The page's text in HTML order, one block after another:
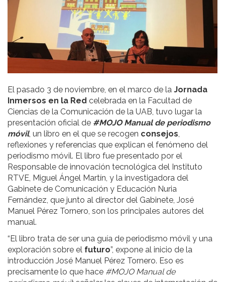
El pasado 3 de noviembre, en el marco de la Jornada
Inmersos en la Red celebrada en la Facultad de
Ciencias de la Comunicación de la UAB, tuvo lugar la
presentación oficial de #MOJO Manual de periodismo
móvil, un libro en el que se recogen consejos,
reflexiones y referencias que explican el fenómeno del
periodismo móvil. El libro fue presentado por el
Responsable de innovación tecnológica del Instituto
RTVE, Miguel Ángel Martín, y la investigadora del
Gabinete de Comunicación y Educación Nuria
Fernández, que junto al director del Gabinete, José
Manuel Pérez Tornero, son los principales autores del
manual.
“El libro trata de ser una guía de periodismo móvil y una
exploración sobre el futuro”, expone al inicio de la
introducción José Manuel Pérez Tornero. Eso es
precisamente lo que hace #MOJO Manual de